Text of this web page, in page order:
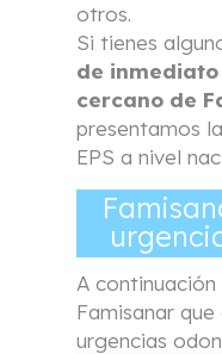
otros.
Si tienes
de
cercano de
presentamos
EPS a nivel
A
Famisanar
urgencias